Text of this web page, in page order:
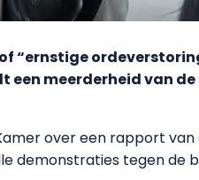
“ernstige
meerderheid van
over een rapport
demonstraties tegen de